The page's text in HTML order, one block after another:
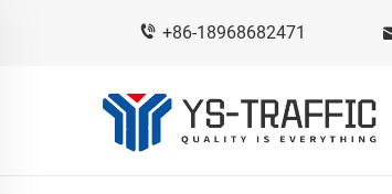
+86-18968682471